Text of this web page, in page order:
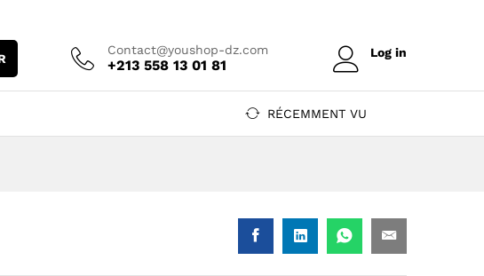
Contact@youshop-dz.com
+213 558 13 01 81
Log in
RÉCEMMENT VU